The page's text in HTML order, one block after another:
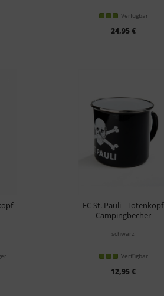
Verfügbar
24,95 €
FC St. Pauli - Totenkopf
Campingbecher
schwarz
Verfügbar
12,95 €